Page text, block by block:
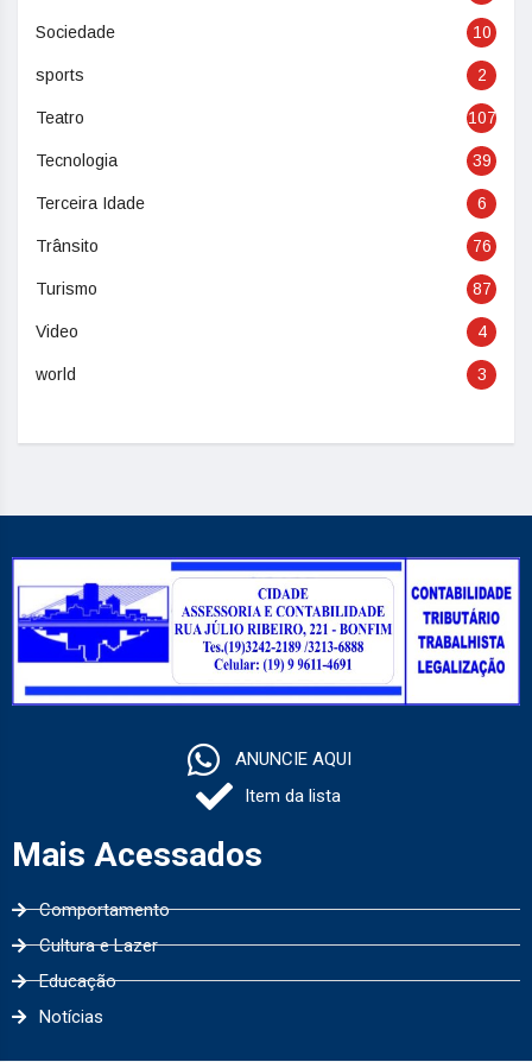
Sociedade 10
sports 2
Teatro 107
Tecnologia 39
Terceira Idade 6
Trânsito 76
Turismo 87
Video 4
world 3
ANUNCIE AQUI
Item da lista
Mais Acessados
Comportamento
Cultura e Lazer
Educação
Notícias